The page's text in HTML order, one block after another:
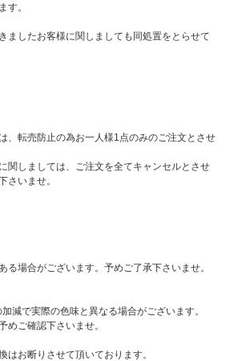
す。
ましたお客様に関しましても同処置をとらせて
、転売防止の為お一人様1点のみのご注文とさせ
関しましては、ご注文を全てキャンセルとさせ
さいませ。
る場合がございます。予めご了承下さいませ。
減で実際の色味と異なる場合がございます。
めご確認下さいませ。
はお断りさせて頂いております。